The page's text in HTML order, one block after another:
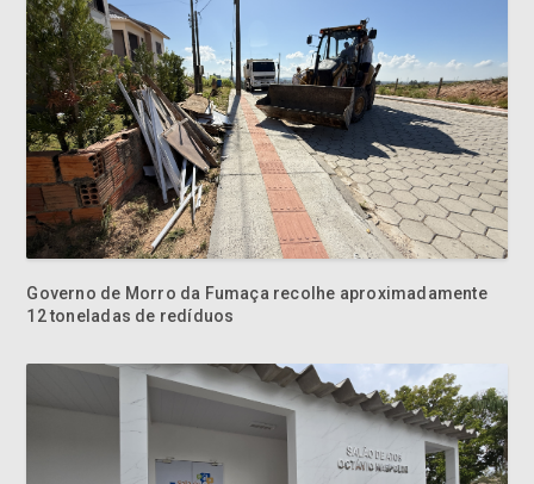
Governo de Morro da Fumaça recolhe aproximadamente
12 toneladas de redíduos